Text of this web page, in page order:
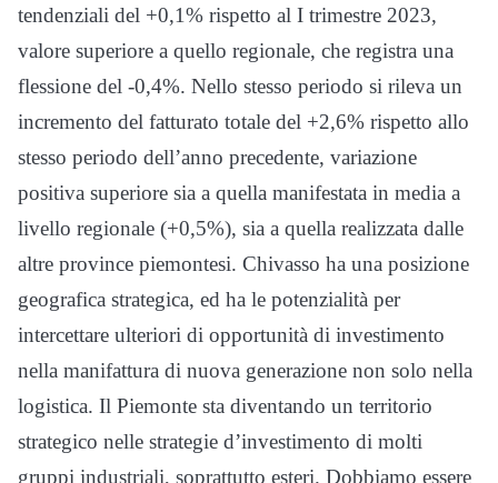
tendenziali del +0,1% rispetto al I trimestre 2023,
valore superiore a quello regionale, che registra una
flessione del -0,4%. Nello stesso periodo si rileva un
incremento del fatturato totale del +2,6% rispetto allo
stesso periodo dell’anno precedente, variazione
positiva superiore sia a quella manifestata in media a
livello regionale (+0,5%), sia a quella realizzata dalle
altre province piemontesi. Chivasso ha una posizione
geografica strategica, ed ha le potenzialità per
intercettare ulteriori di opportunità di investimento
nella manifattura di nuova generazione non solo nella
logistica. Il Piemonte sta diventando un territorio
strategico nelle strategie d’investimento di molti
gruppi industriali, soprattutto esteri. Dobbiamo essere